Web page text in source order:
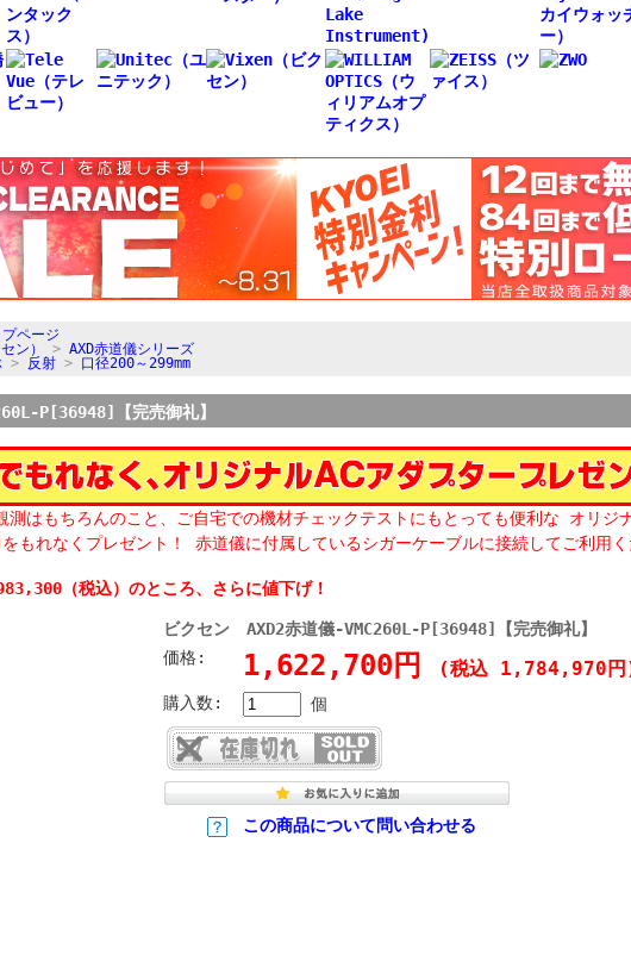
ページ
ン） > AXD赤道儀シリーズ
> 反射> 口径200～299mm
P[36948]【完売御礼】
測はもちろんのこと、ご自宅での機材チェックテストにもとっても便利な オリジ
もれなくプレゼント！ 赤道儀に付属しているシガーケーブルに接続してご利用く
（税込）のところ、さらに値下げ！
ビクセン AXD2赤道儀-VMC260L-P[36948]【完売御礼】
価格:
1,622,700円 (税込 1,784,970円
購入数: 個
この商品について問い合わせる